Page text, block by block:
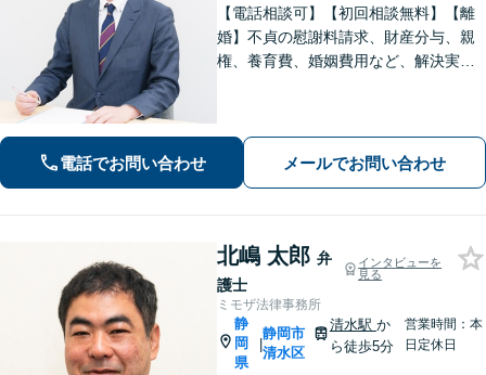
【電話相談可】【初回相談無料】【離
婚】不貞の慰謝料請求、財産分与、親
権、養育費、婚姻費用など、解決実績
ります【法テラス利用可】【藤枝市役
所裏】
電話でお問い合わせ メールでお問い合わせ
北嶋 太郎 弁
護士
インタビューを
見る
ミモザ法律事務所
静
岡
県
|
静岡市
清水区
清水駅 か
ら徒歩5分
営業時間：本
日定休日